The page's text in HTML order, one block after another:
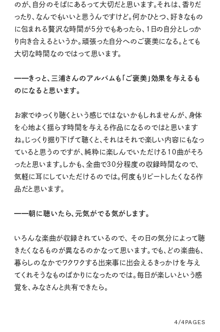
のが、自分のそばにあるって大切だと思います。それは、香りだ
ったり、なんでもいいと思うんですけど。何かひとつ、好きなもの
に包まれる贅沢な時間が５分でもあったら、1日の自分としっか
り向き合えるというか。頑張った自分へのご褒美になる。とても
大切な時間なのではって思います。
━━きっと、三浦さんのアルバムも「ご褒美」効果を与えるも
のになると思います。
お家でゆっくり聴くという感じではないかもしれませんが、身体
を心地よく揺らす時間を与える作品になるのではと思います
ね。じっくり掘り下げて聴くと、それはそれで楽しい内容にもなっ
ていると思うのですが、純粋に楽しんでいただける10曲がそろ
ったと思います。しかも、全曲で30分程度の収録時間なので、
気軽に耳にしていただけるのでは。何度もリピートしたくなる作
品だと思います。
━━朝に聴いたら、元気がでる気がします。
いろんな楽曲が収録されているので、 その日の気分によって聴
きたくなるものが異なるのかなって思います。でも、どの楽曲も、
暮らしのなかでワクワクする出来事に出会えるきっかけを与え
てくれそうなものばかりになったのでは。毎日が楽しいという感
覚を、みなさんと共有できたら。
4/4PAGES